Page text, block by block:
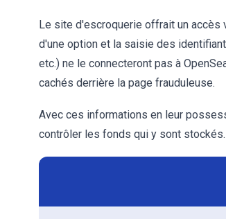
Le site d'escroquerie offrait un accès
d'une option et la saisie des
etc.) ne le connecteront pas à
cachés derrière la page frauduleuse.
Avec ces informations en leur
contrôler les fonds qui y sont stockés.